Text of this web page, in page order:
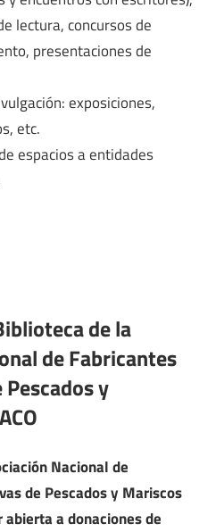
lectura, concursos de
presentaciones de
exposiciones,
etc.
espacios a entidades
de la
de Fabricantes
Pescados y
Nacional de
de Pescados y Mariscos
abierta a donaciones de